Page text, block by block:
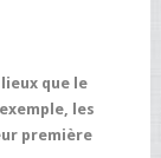
que le
les
première